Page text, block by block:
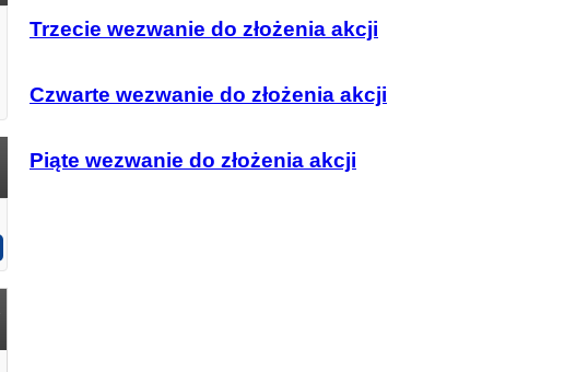
Trzecie wezwanie do złożenia akcji
Czwarte wezwanie do złożenia akcji
Piąte wezwanie do złożenia akcji